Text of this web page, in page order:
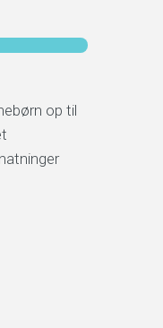
op til